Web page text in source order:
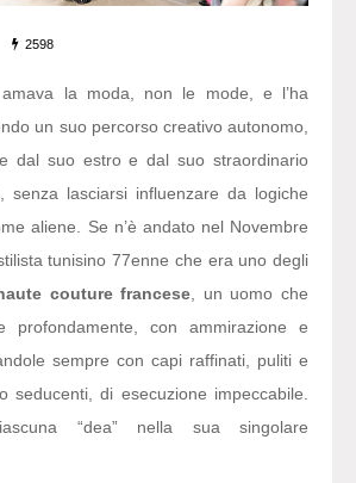
2598
amava la moda, non le mode, e l’ha
un suo percorso creativo autonomo,
dal suo estro e dal suo straordinario
senza lasciarsi influenzare da logiche
aliene. Se n’è andato nel Novembre
tunisino 77enne che era uno degli
couture francese , un uomo che
profondamente, con ammirazione e
sempre con capi raffinati, puliti e
seducenti, di esecuzione impeccabile.
“dea” nella sua singolare